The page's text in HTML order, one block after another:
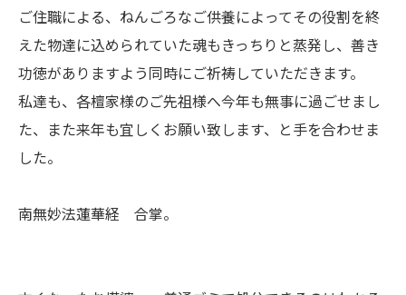
ご住職による、ねんごろなご供養によってその役割を終
えた物達に込められていた魂もきっちりと蒸発し、善き
功徳がありますよう同時にご祈祷していただきます。
私達も、各檀家様のご先祖様へ今年も無事に過ごせまし
た、また来年も宜しくお願い致します、と手を合わせま
した。
南無妙法蓮華経 合掌。